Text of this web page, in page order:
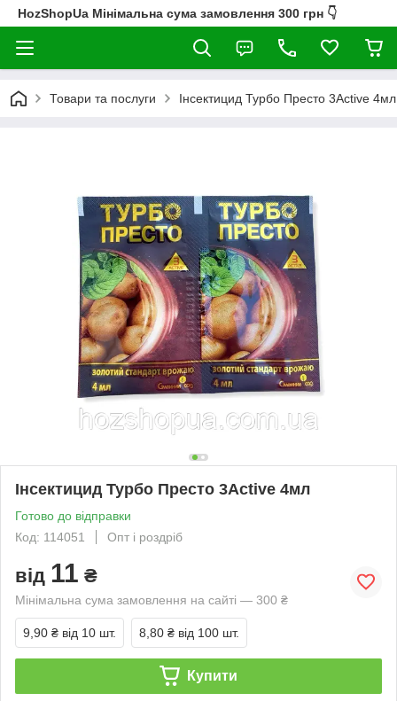
HozShopUa Мінімальна сума замовлення 300 грн 👇
Товари та послуги Інсектицид Турбо Престо 3Active 4мл
Інсектицид Турбо Престо 3Active 4мл
Готово до відправки
Код: 114051
Опт і роздріб
від 11 ₴
Мінімальна сума замовлення на сайті — 300 ₴
9,90 ₴ від 10 шт. 8,80 ₴ від 100 шт.
Купити